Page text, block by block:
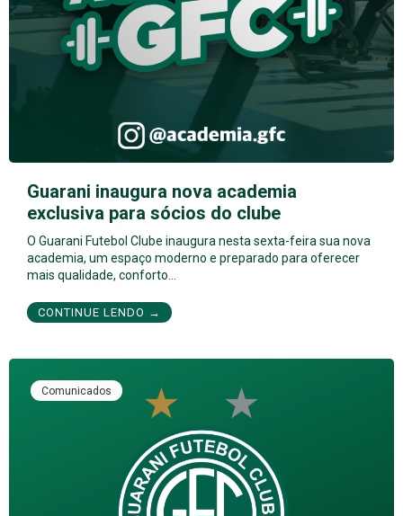
Guarani inaugura nova academia
exclusiva para sócios do clube
O Guarani Futebol Clube inaugura nesta sexta-feira sua nova
academia, um espaço moderno e preparado para oferecer
mais qualidade, conforto…
CONTINUE LENDO →
Comunicados